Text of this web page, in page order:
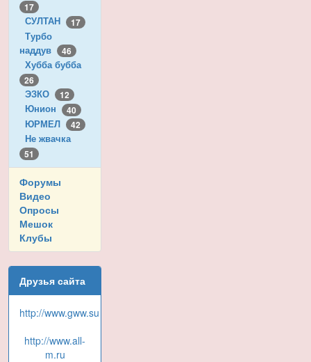
17
СУЛТАН 17
Турбо
наддув
46
Хубба бубба
26
ЭЗКО 12
Юнион 40
ЮРМЕЛ 42
Не жвачка
51
Форумы
Видео
Опросы
Мешок
Клубы
Друзья сайта
http://www.gww.su
http://www.all-
m.ru